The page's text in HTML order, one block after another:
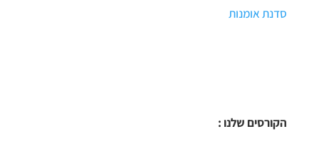
סדנת אומנות
הקורסים שלנו :